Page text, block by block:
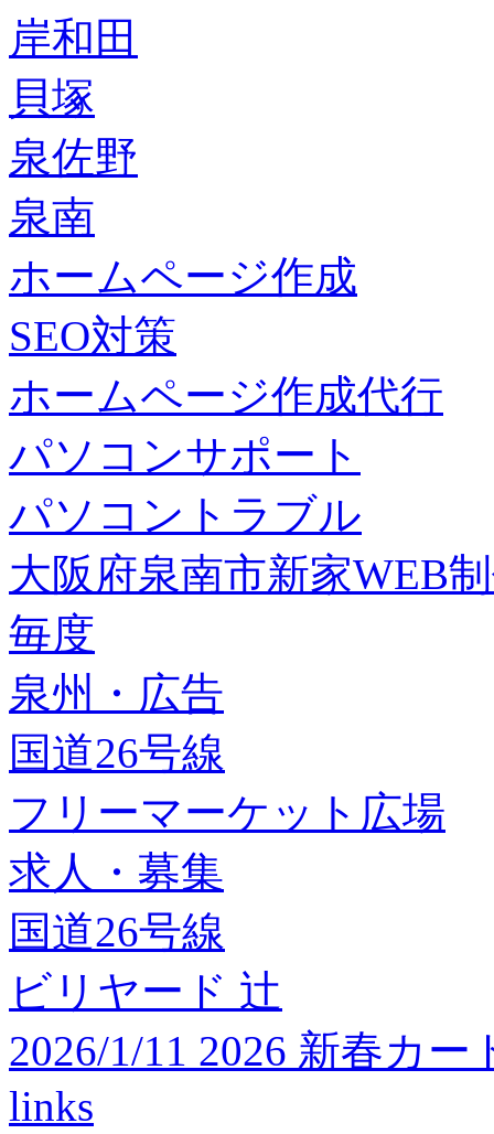
岸和田
貝塚
泉佐野
泉南
ホームページ作成
SEO対策
ホームページ作成代行
パソコンサポート
パソコントラブル
大阪府泉南市新家WEB
毎度
泉州・広告
国道26号線
フリーマーケット広場
求人・募集
国道26号線
ビリヤード 辻
2026/1/11 2026 新春カ
links